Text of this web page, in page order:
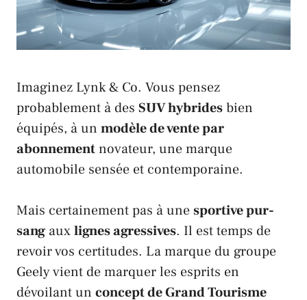
Imaginez Lynk & Co. Vous pensez
probablement à des SUV hybridesbien
équipés, à un modèle de vente par
abonnementnovateur, une marque
automobile sensée et contemporaine.
Mais certainement pas à unesportive pur-
sang auxlignes agressives. Il est temps de
revoir vos certitudes. La marque du groupe
Geelyvient de marquer les esprits en
dévoilant un concept de Grand Tourisme